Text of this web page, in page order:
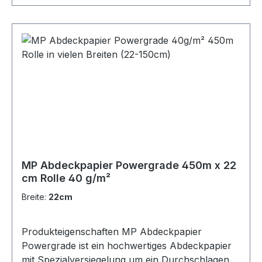
der Abfall verringert und somit auch erhebliche
Daten Größe 300 m x 22 cm spezialversiegelt um
ein Durchschlagen von Lacken zu verhindern
lösemittelresistent, wasserlackgeeignet
MP Abdeckpapier Powergrade 450m x 22
cm Rolle 40 g/m²
Breite: 22cm
Produkteigenschaften MP Abdeckpapier
Powergrade ist ein hochwertiges Abdeckpapier
mit Spezialversiegelung um ein Durchschlagen